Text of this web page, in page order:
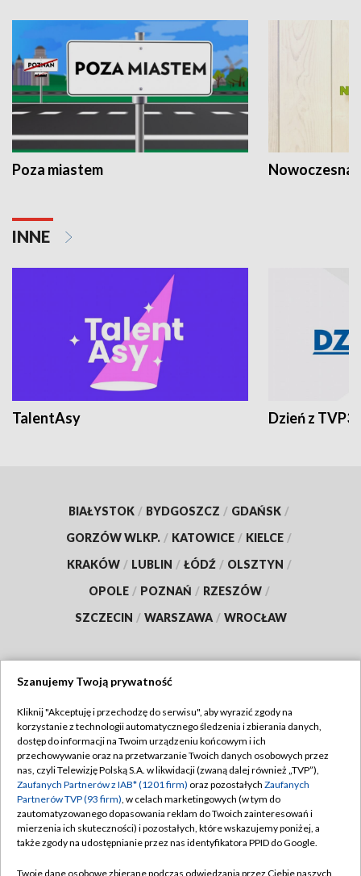
Poza miastem Nowoczesna
INNE
TalentAsy Dzień z TVP3
BIAŁYSTOK / BYDGOSZCZ / GDAŃSK /
GORZÓW WLKP. / KATOWICE / KIELCE /
KRAKÓW / LUBLIN / ŁÓDŹ / OLSZTYN /
OPOLE / POZNAŃ / RZESZÓW /
SZCZECIN / WARSZAWA / WROCŁAW
TVP
Abonament TVP
Emisja w TVP
Centrum informacji TVP
Naziemna Telewizja Cyfrowa
Regulamin TVP
Polityka prywatności
Moje zgody
Pomoc
Szanujemy Twoją prywatność
Kliknij "Akceptuję i przechodzę do serwisu", aby wyrazić zgody na
korzystanie z technologii automatycznego śledzenia i zbierania danych,
dostęp do informacji na Twoim urządzeniu końcowym i ich
przechowywanie oraz na przetwarzanie Twoich danych osobowych przez
nas, czyli Telewizję Polską S.A. w likwidacji (zwaną dalej również „TVP”),
Zaufanych Partnerów z IAB* (1201 firm) oraz pozostałych Zaufanych
Partnerów TVP (93 firm), w celach marketingowych (w tym do
zautomatyzowanego dopasowania reklam do Twoich zainteresowań i
mierzenia ich skuteczności) i pozostałych, które wskazujemy poniżej, a
także zgody na udostępnianie przez nas identyfikatora PPID do Google.
Twoje dane osobowe zbierane podczas odwiedzania przez Ciebie naszych